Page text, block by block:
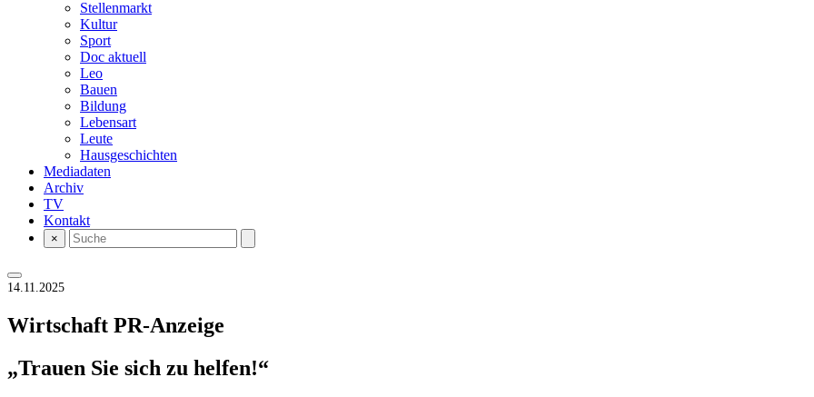
Stellenmarkt
Kultur
Sport
Doc aktuell
Leo
Bauen
Bildung
Lebensart
Leute
Hausgeschichten
Mediadaten
Archiv
TV
Kontakt
×
14.11.2025
Wirtschaft PR-Anzeige
„Trauen Sie sich zu helfen!“